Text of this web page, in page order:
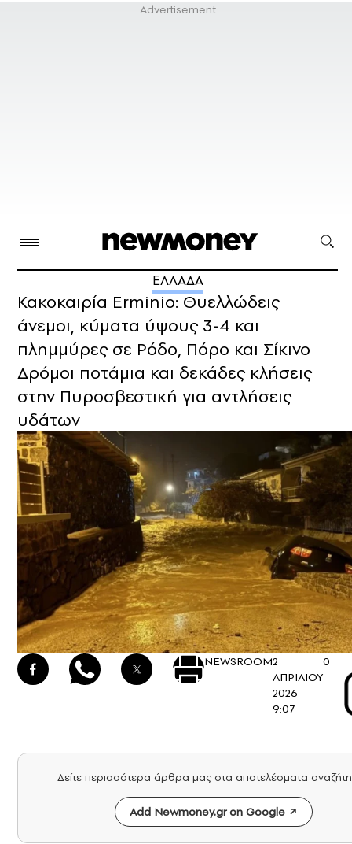
ΕΛΛΑΔΑ
Κακοκαιρία Erminio: Θυελλώδεις
άνεμοι, κύματα ύψους 3-4 και
πλημμύρες σε Ρόδο, Πόρο και Σίκινο
Δρόμοι ποτάμια και δεκάδες κλήσεις
στην Πυροσβεστική για αντλήσεις
υδάτων
NEWSROOM2
ΑΠΡΙΛΙΟΥ
2026 -
9:07
0
Δείτε περισσότερα άρθρα μας στα αποτελέσματα
Add Newmoney.gr on Google